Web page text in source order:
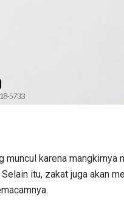
karena mangkirnya
itu, zakat juga akan